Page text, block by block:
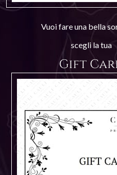
Vuoi fare una bella
scegli la tua
Gift